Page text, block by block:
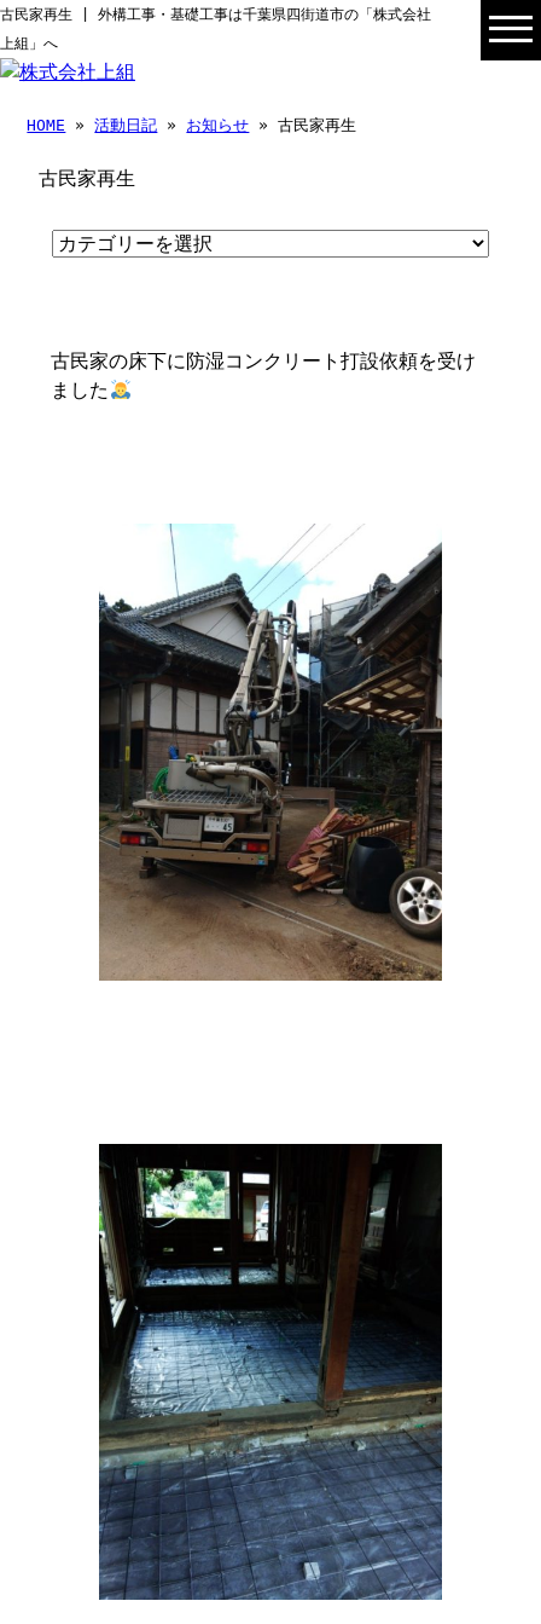
古民家再生 | 外構工事・基礎工事は千葉県四街道市の「株式会社
上組」へ
HOME »活動日記 » お知らせ » 古民家再生
古民家再生
古民家の床下に防湿コンクリート打設依頼を受け
ました